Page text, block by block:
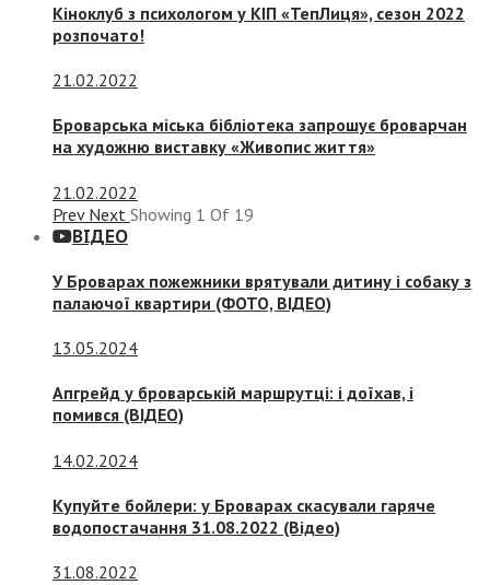
Кіноклуб з психологом у КІП «ТепЛиця», сезон 2022
розпочато!
21.02.2022
Броварська міська бібліотека запрошує броварчан
на художню виставку «Живопис життя»
21.02.2022
Prev Next Showing 1 Of 19
ВІДЕО
У Броварах пожежники врятували дитину і собаку з
палаючої квартири (ФОТО, ВІДЕО)
13.05.2024
Апгрейд у броварській маршрутці: і доїхав, і
помився (ВІДЕО)
14.02.2024
Купуйте бойлери: у Броварах скасували гаряче
водопостачання 31.08.2022 (Відео)
31.08.2022